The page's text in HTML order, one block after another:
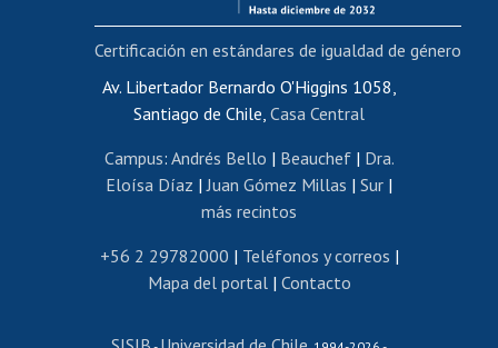
Bienestar del personal
Portal de movilidad interna
Certificado de renta
Certificado de renta honorarios
Editar páginas blancas
Extranjeras/os
Revalidación y reconocimiento de títulos
Postulación al Programa de Movilidad Estudiantil
Av. Libertador Bernardo O'Higgins 1058,
Santiago de Chile, Casa Central
Campus: Andrés Bello | Beauchef| Dra.
Eloísa Díaz | Juan Gómez Millas | Sur |
más recintos
+56 2 29782000 | Teléfonos y correos |
Mapa del portal| Contacto
Certificación en estándares de igualdad de género